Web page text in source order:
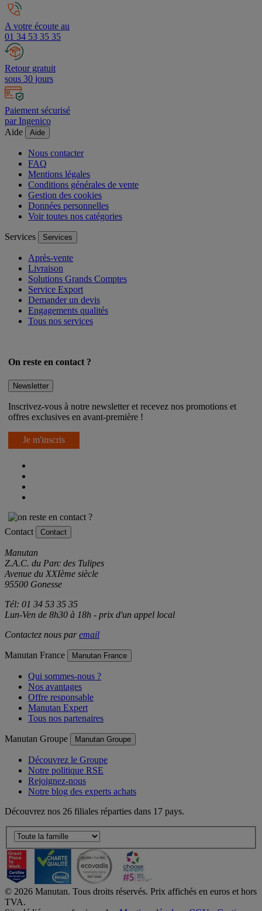
A votre écoute au
01 34 53 35 35
Retour gratuit
sous 30 jours
Paiement sécurisé
par Ingenico
Aide
Aide
Nous contacter
FAQ
Mentions légales
Conditions générales de vente
Gestion des cookies
Données personnelles
Voir toutes nos catégories
Services Services
Après-vente
Livraison
Solutions Grands Comptes
Service Export
Demander un devis
Engagements qualités
Tous nos services
On reste en contact ?
Newsletter
Inscrivez-vous à notre newsletter et recevez nos promotions et
offres exclusives en avant-première !
Je m'inscris
Contact Contact
Manutan
Z.A.C. du Parc des Tulipes
Avenue du XXIème siècle
95500 Gonesse
Tél: 01 34 53 35 35
Lun-Ven de 8h30 à 18h - prix d'un appel local
Contactez nous paremail
Manutan France Manutan France
Qui sommes-nous ?
Nos avantages
Offre responsable
Manutan Expert
Tous nos partenaires
Manutan Groupe Manutan Groupe
Découvrez le Groupe
Notre politique RSE
Rejoignez-nous
Notre blog des experts achats
Découvrez nos 26 filiales réparties dans 17 pays.
© 2026 Manutan. Tous droits réservés. Prix affichés en euros et hors
TVA.